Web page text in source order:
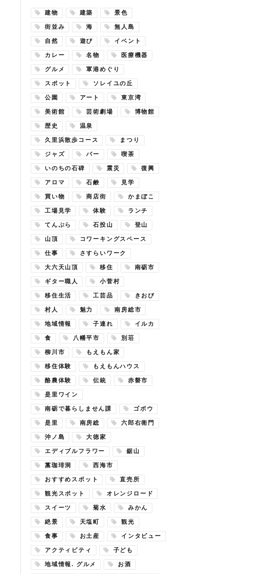
建物 建築 景色
街並み 海 無人島
自然 遊び イベント
カレー 名物 医療機器
グルメ 軍港めぐり
スポット ソレイユの丘
公園 アート 東京湾
美術館 芸術劇場 博物館
歴史 温泉
久里浜散歩コース まつり
ジャズ バー 喫茶
いのちの石碑 震災 復興
アロマ 石鹸 見学
買い物 商店街 かまぼこ
工場見学 体験 ランチ
てんぷら 石投山 登山
山頂 コワーキングスペース
仕事 さすらいワーク
大六天山頂 移住 南砺市
ギター職人 小菅村
移住生活 工芸品 きおび
村人 魅力 南房総市
地域情報 子連れ イルカ
食 八幡平市 別荘
柳川市 もえもん家
移住体験 もえもんハウス
酪農体験 伝統 赤磐市
是里ワイン
南砺で暮らしません課 ゴボウ
是里 南房総 六郎右衛門
沖ノ島 大徳家
エディブルフラワー 鋸山
藁珈琲洞 西海市
おすすめスポット 直売所
観光スポット オレンジロード
スイーツ 菊水 みかん
絶景 天塩町 観光
食事 お土産 インタビュー
アクティビティ 子ども
地域情報. グルメ お酒